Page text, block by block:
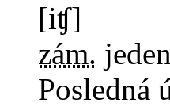
[iʧ]
zám.
Posledná